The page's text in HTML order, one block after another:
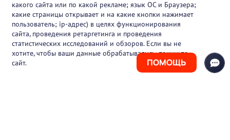
ПОМОЩЬ
Вакансии
Блог
Контакты
какого сайта или по какой рекламе; язык ОС и Браузера;
какие страницы открывает и на какие кнопки нажимает
пользователь; ip-адрес) в целях функционирования
сайта, проведения ретаргетинга и проведения
статистических исследований и обзоров. Если вы не
хотите, чтобы ваши данные обрабатывались, покиньте
сайт.